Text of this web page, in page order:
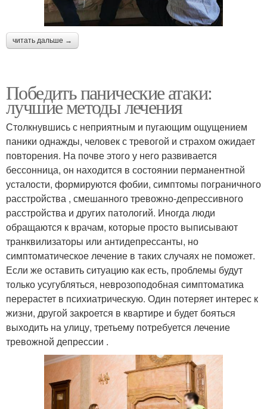
читать дальше →
Победить панические атаки:
лучшие методы лечения
Столкнувшись с неприятным и пугающим ощущением
паники однажды, человек с тревогой и страхом ожидает
повторения. На почве этого у него развивается
бессонница, он находится в состоянии перманентной
усталости, формируются фобии, симптомы пограничного
расстройства , смешанного тревожно-депрессивного
расстройства и других патологий. Иногда люди
обращаются к врачам, которые просто выписывают
транквилизаторы или антидепрессанты, но
симптоматическое лечение в таких случаях не поможет.
Если же оставить ситуацию как есть, проблемы будут
только усугубляться, неврозоподобная симптоматика
перерастет в психиатрическую. Один потеряет интерес к
жизни, другой закроется в квартире и будет бояться
выходить на улицу, третьему потребуется лечение
тревожной депрессии .